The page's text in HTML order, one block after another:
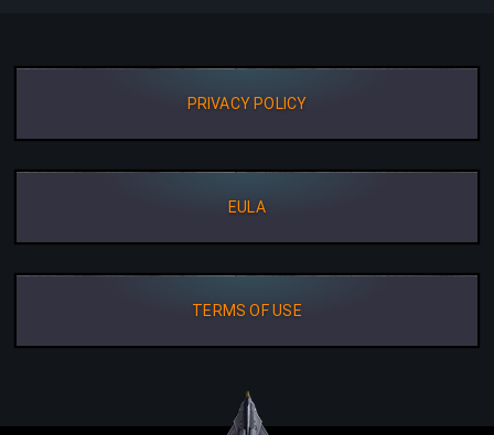
PRIVACY POLICY
EULA
TERMS OF USE